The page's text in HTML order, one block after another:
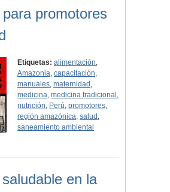
promotores
Etiquetas: alimentación,
Amazonia,capacitación,
manuales,maternidad ,
medicina,medicina tradicional ,
nutrición, Perú,promotores,
región amazónica,salud ,
saneamiento ambiental
en la